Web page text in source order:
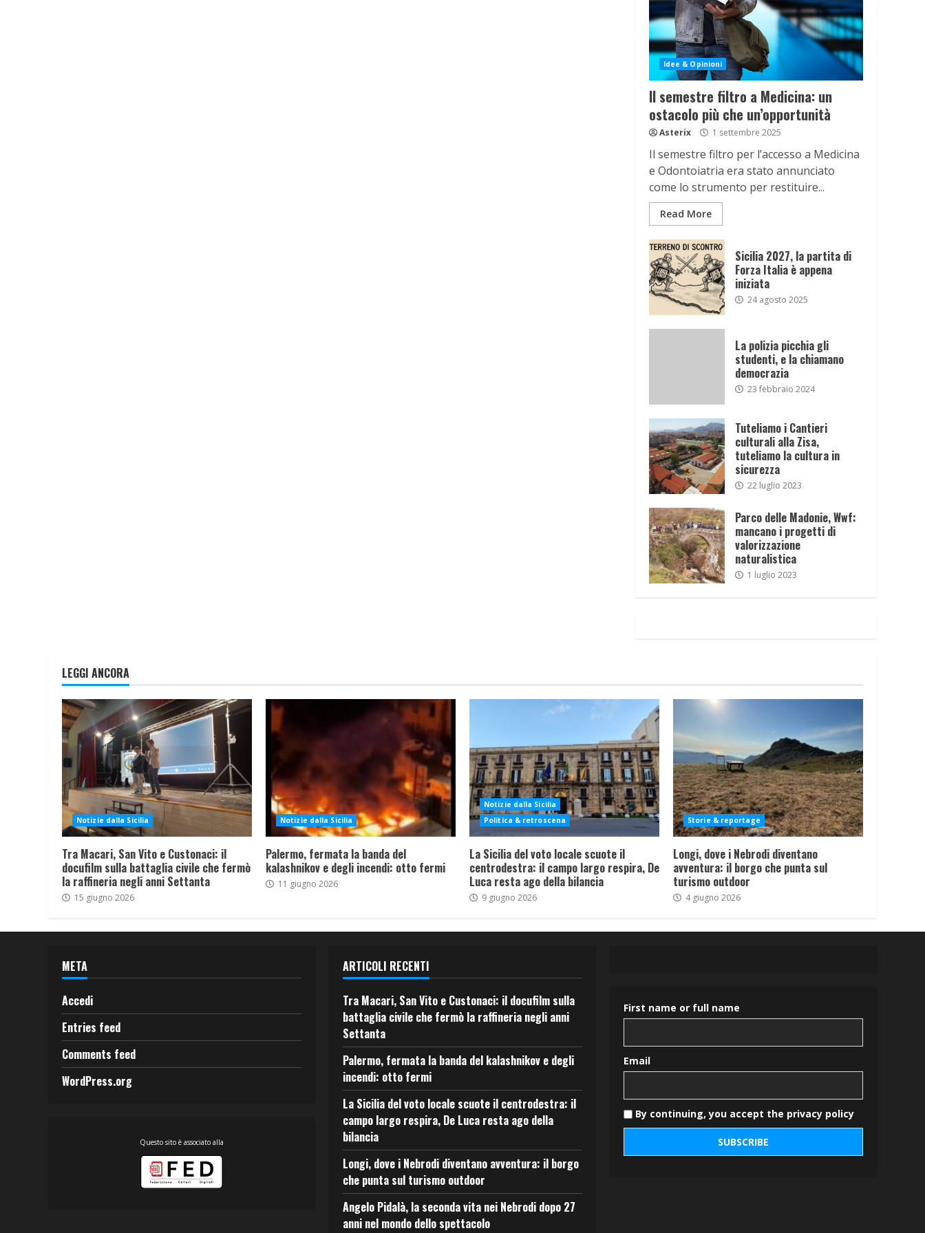
Idee & Opinioni
Il semestre filtro a Medicina: un
ostacolo più che un’opportunità
Asterix 1 settembre 2025
Il semestre filtro per l’accesso a Medicina
e Odontoiatria era stato annunciato
come lo strumento per restituire...
Read More
Sicilia 2027, la partita di
Forza Italia è appena
iniziata
24 agosto 2025
La polizia picchia gli
studenti, e la chiamano
democrazia
23 febbraio 2024
Tuteliamo i Cantieri
culturali alla Zisa,
tuteliamo la cultura in
sicurezza
22 luglio 2023
Parco delle Madonie, Wwf:
mancano i progetti di
valorizzazione
naturalistica
1 luglio 2023
LEGGI ANCORA
Notizie dalla Sicilia
Tra Macari, San Vito e Custonaci: il
docufilm sulla battaglia civile che fermò
la raffineria negli anni Settanta
15 giugno 2026
Notizie dalla Sicilia
Palermo, fermata la banda del
kalashnikov e degli incendi: otto fermi
11 giugno 2026
Notizie dalla Sicilia
Politica & retroscena
La Sicilia del voto locale scuote il
centrodestra: il campo largo respira, De
Luca resta ago della bilancia
9 giugno 2026
Storie & reportage
Longi, dove i Nebrodi diventano
avventura: il borgo che punta sul
turismo outdoor
4 giugno 2026
META
Accedi
Entries feed
Comments feed
WordPress.org
Questo sito è associato alla
ARTICOLI RECENTI
Tra Macari, San Vito e Custonaci: il docufilm sulla
battaglia civile che fermò la raffineria negli anni
Settanta
Palermo, fermata la banda del kalashnikov e degli
incendi: otto fermi
La Sicilia del voto locale scuote il centrodestra: il
campo largo respira, De Luca resta ago della
bilancia
Longi, dove i Nebrodi diventano avventura: il borgo
che punta sul turismo outdoor
Angelo Pidalà, la seconda vita nei Nebrodi dopo 27
anni nel mondo dello spettacolo
First name or full name
Email
By continuing, you accept the privacy policy